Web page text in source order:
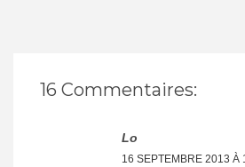
16 Commentaires:
Lo
16 SEPTEMBRE 2013 À